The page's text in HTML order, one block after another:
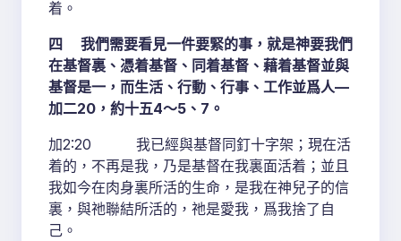
着。
四 我們需要看見一件要緊的事，就是神要我們
在基督裏、憑着基督、同着基督、藉着基督並與
基督是一，而生活、行動、行事、工作並爲人—
加二20，約十五4～5、7。
加2:20 我已經與基督同釘十字架；現在活
着的，不再是我，乃是基督在我裏面活着；並且
我如今在肉身裏所活的生命，是我在神兒子的信
裏，與祂聯結所活的，祂是愛我，爲我捨了自
己。